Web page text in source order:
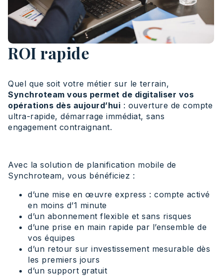
ROI rapide
Quel que soit votre métier sur le terrain,
Synchroteam vous permet de digitaliser vos
opérations dès aujourd’hui : ouverture de compte
ultra-rapide, démarrage immédiat, sans
engagement contraignant.
Avec la solution de planification mobile de
Synchroteam, vous bénéficiez :
d’une mise en œuvre express : compte activé
en moins d’1 minute
d’un abonnement flexible et sans risques
d’une prise en main rapide par l’ensemble de
vos équipes
d’un retour sur investissement mesurable dès
les premiers jours
d’un support gratuit